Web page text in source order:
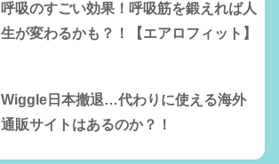
呼吸のすごい効果！呼吸筋を鍛えれば人
生が変わるかも？！【エアロフィット】
Wiggle日本撤退…代わりに使える海外
通販サイトはあるのか？！